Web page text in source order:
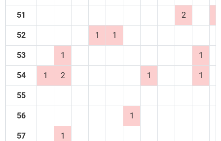
51 2
52 1 1
53 1 1
54 1 2 1 1
55
56 1
57 1